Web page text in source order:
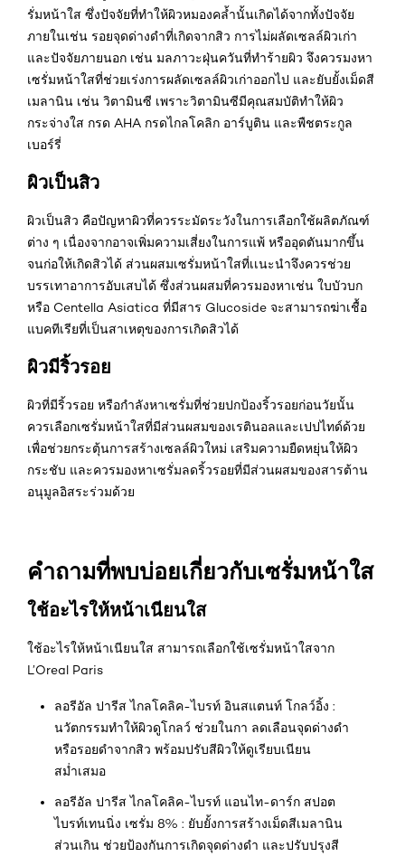
รั่มหน้าใส ซึ่งปัจจัยที่ทำให้ผิวหมองคล้ำนั้นเกิดได้จากทั้งปัจจัย
ภายในเช่น รอยจุดด่างดำที่เกิดจากสิว การไม่ผลัดเซลล์ผิวเก่า
และปัจจัยภายนอก เช่น มลภาวะฝุ่นควันที่ทำร้ายผิว จึงควรมงหา
เซรั่มหน้าใสที่ช่วยเร่งการผลัดเซลล์ผิวเก่าออกไป และยับยั้งเม็ดสี
เมลานิน เช่น วิตามินซี เพราะวิตามินซีมีคุณสมบัติทำให้ผิว
กระจ่างใส กรด AHA กรดไกลโคลิก อาร์บูติน และพืชตระกูล
เบอร์รี่
ผิวเป็นสิว
ผิวเป็นสิว คือปัญหาผิวที่ควรระมัดระวังในการเลือกใช้ผลิตภัณฑ์
ต่าง ๆ เนื่องจากอาจเพิ่มความเสี่ยงในการแพ้ หรืออุดตันมากขึ้น
จนก่อให้เกิดสิวได้ ส่วนผสมเซรั่มหน้าใสที่เเนะนำจึงควรช่วย
บรรเทาอาการอับเสบได้ ซึ่งส่วนผสมที่ควรมองหาเช่น ใบบัวบก
หรือ Centella Asiatica ที่มีสาร Glucoside จะสามารถฆ่าเชื้อ
แบคทีเรียที่เป็นสาเหตุของการเกิดสิวได้
ผิวมีริ้วรอย
ผิวที่มีริ้วรอย หรือกำลังหาเซรั่มที่ช่วยปกป้องริ้วรอยก่อนวัยนั้น
ควรเลือกเซรั่มหน้าใสที่มีส่วนผสมของเรตินอลและเปปไทด์ด้วย
เพื่อช่วยกระตุ้นการสร้างเซลล์ผิวใหม่ เสริมความยืดหยุ่นให้ผิว
กระชับ และควรมองหาเซรั่มลดริ้วรอยที่มีส่วนผสมของสารต้าน
อนุมูลอิสระร่วมด้วย
คำถามที่พบบ่อยเกี่ยวกับเซรั่มหน้าใส
ใช้อะไรให้หน้าเนียนใส
ใช้อะไรให้หน้าเนียนใส สามารถเลือกใช้เซรั่มหน้าใสจาก
L’Oreal Paris
ลอรีอัล ปารีส ไกลโคลิค-ไบรท์ อินสแตนท์ โกลว์อิ้ง :
นวัตกรรมทำให้ผิวดูโกลว์ ช่วยในกา ลดเลือนจุดด่างดำ
หรือรอยดำจากสิว พร้อมปรับสีผิวให้ดูเรียบเนียน
สม่ำเสมอ
ลอรีอัล ปารีส ไกลโคลิค-ไบรท์ แอนไท-ดาร์ก สปอต
ไบรท์เทนนิ่ง เซรั่ม 8% : ยับยั้งการสร้างเม็ดสีเมลานิน
ส่วนเกิน ช่วยป้องกันการเกิดจุดด่างดำ และปรับปรุงสี